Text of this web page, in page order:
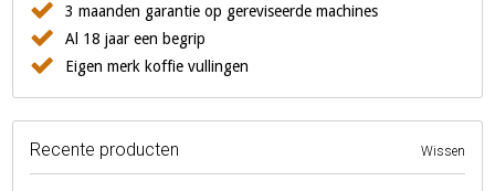
3 maanden garantie op gereviseerde machines
Al 18 jaar een begrip
Eigen merk koffie vullingen
Recente producten Wissen